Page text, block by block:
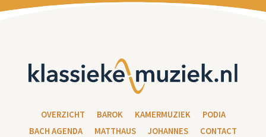
OVERZICHT BAROK KAMERMUZIEK
PODIA
BACH AGENDA
MATTHAUS JOHANNES CONTACT